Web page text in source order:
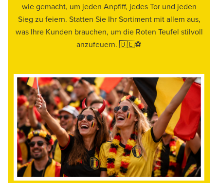
wie gemacht, um jeden Anpfiff, jedes Tor und jeden
Sieg zu feiern. Statten Sie Ihr Sortiment mit allem aus,
was Ihre Kunden brauchen, um die Roten Teufel stilvoll
anzufeuern. 🇧🇪⚽